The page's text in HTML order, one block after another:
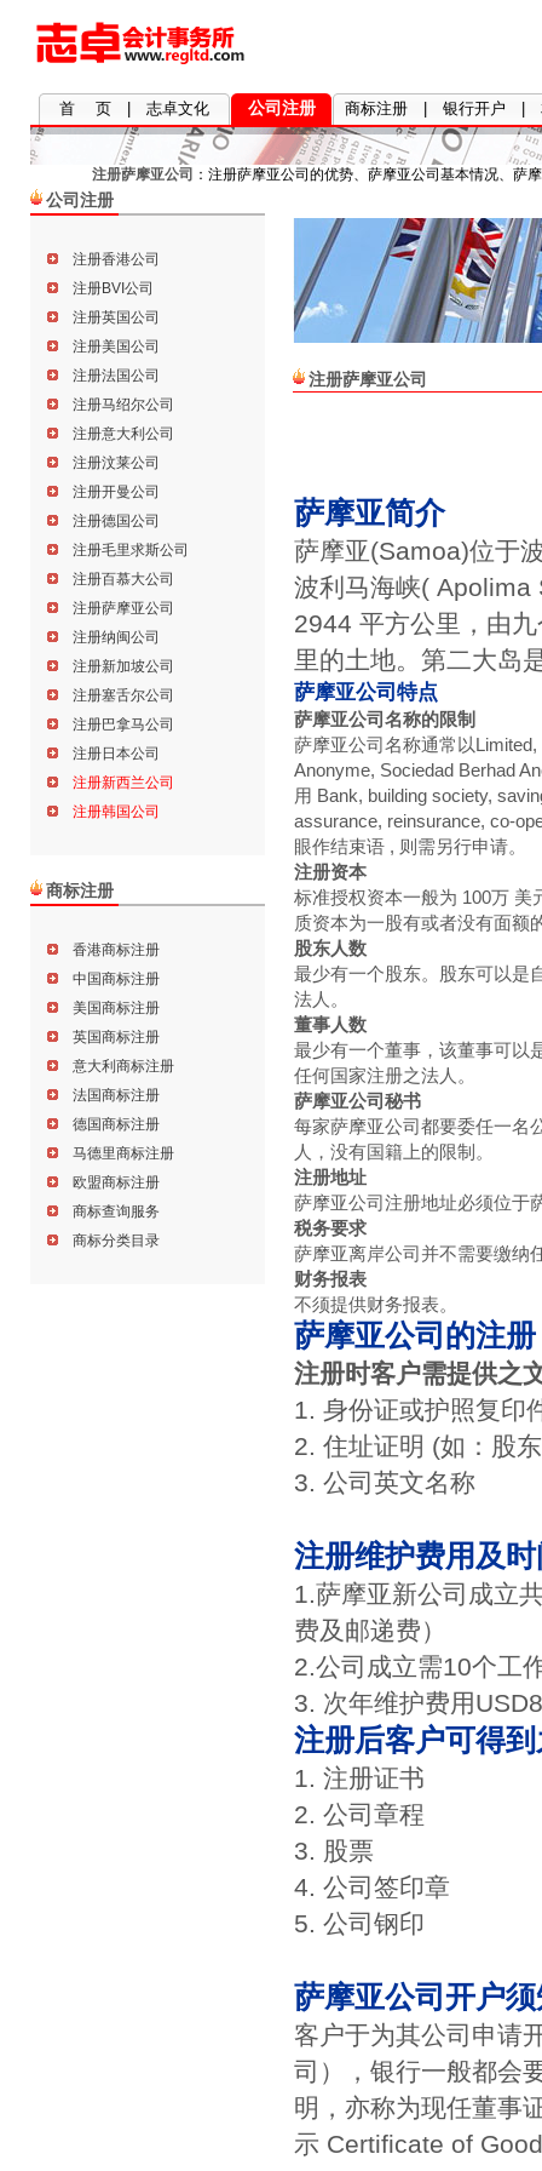
首 页 志卓文化 公司注册 商标注册| 银行开户
注册萨摩亚公司 ：注册萨摩亚公司的优势、萨摩亚公司基本情况、
公司注册
注册香港公司
注册BVI公司
注册英国公司
注册美国公司
注册法国公司
注册马绍尔公司
注册意大利公司
注册汶莱公司
注册开曼公司
注册德国公司
注册毛里求斯公司
注册百慕大公司
注册萨摩亚公司
注册纳闽公司
注册新加坡公司
注册塞舌尔公司
注册巴拿马公司
注册日本公司
注册新西兰公司
注册韩国公司
商标注册
香港商标注册
中国商标注册
美国商标注册
英国商标注册
意大利商标注册
法国商标注册
德国商标注册
马德里商标注册
欧盟商标注册
商标查询服务
商标分类目录
注册萨摩亚公司
萨摩亚简介
萨摩亚(Samoa)位于
波利马海峡( Apolima
2944 平方公里，由
里的土地。第二大岛
萨摩亚公司特点
萨摩亚公司名称的限制
萨摩亚公司名称通常以
Anonyme, Sociedad Berhad
用 Bank, building society,
assurance, reinsurance, co-
眼作结束语 , 则需另行申请。
注册资本
标准授权资本一般为 100万 美
质资本为一股有或者没有面额
股东人数
最少有一个股东。股东可以是
法人。
董事人数
最少有一个董事，该董事可以
任何国家注册之法人。
萨摩亚公司秘书
每家萨摩亚公司都要委任一名
人，没有国籍上的限制。
注册地址
萨摩亚公司注册地址必须位于
税务要求
萨摩亚离岸公司并不需要缴纳
财务报表
不须提供财务报表。
萨摩亚公司的注册
注册时客户需提供之
1. 身份证或护照复印
2. 住址证明 (如：股
3. 公司英文名称
注册维护费用及时
1.萨摩亚新公司成立
费及邮递费）
2.公司成立需10个工
3. 次年维护费用
注册后客户可得
1. 注册证书
2. 公司章程
3. 股票
4. 公司签印章
5. 公司钢印
萨摩亚公司开户须
客户于为其公司申请
司），银行一般都会
明，亦称为现任董事
示 Certificate of